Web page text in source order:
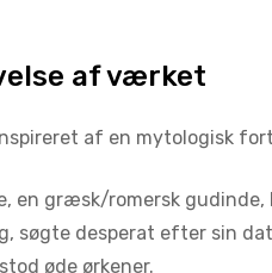
af værket
af en mytologisk
en græsk/romersk
søgte desperat efter sin
øde ørkener.